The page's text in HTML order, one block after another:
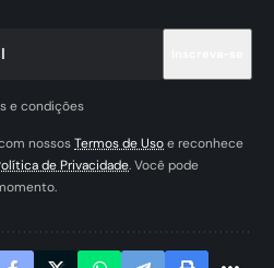
e condições
nossosTermos de Usoe reconhece
de Privacidade. Você pode